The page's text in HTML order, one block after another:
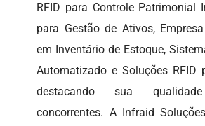
RFID para Controle Patrimonial
para Gestão de Ativos,
em Inventário de Estoque,
Automatizado e Soluções RFID
destacando sua
concorrentes. A Infraid